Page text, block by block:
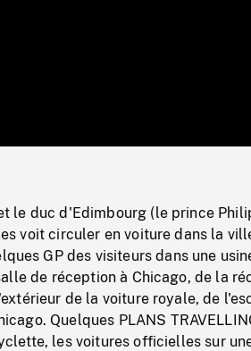
0%
le duc d'Edimbourg (le prince
voit circuler en voiture dans la
GP des visiteurs dans une
de réception à Chicago, de la
de la voiture royale, de
Quelques PLANS
les voitures officielles sur